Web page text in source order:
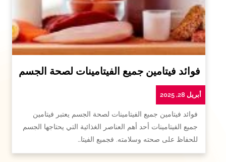
فوائد فيتامين جميع الفيتامينات لصحة الجسم
أبريل 28, 2025
فوائد فيتامين جميع الفيتامينات لصحة الجسم يعتبر فيتامين
جميع الفيتامينات أحد أهم العناصر الغذائية التي يحتاجها الجسم
للحفاظ على صحته وسلامته. فجميع الفيتا…